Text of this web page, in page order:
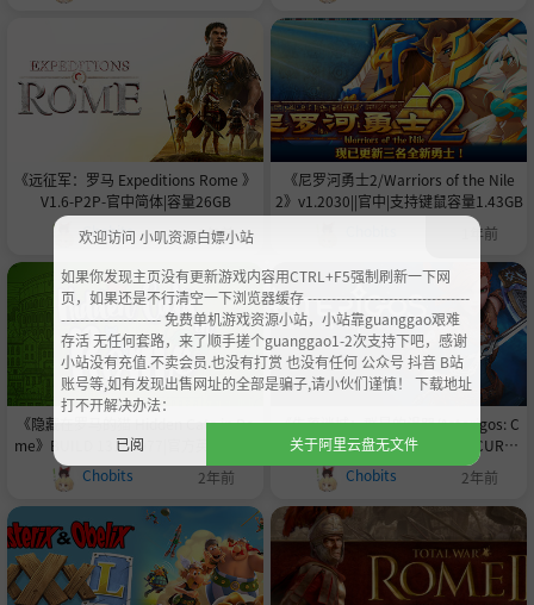
《远征军：罗马 Expeditions Rome 》
V1.6-P2P-官中简体|容量26GB
Chobits
1年前
《尼罗河勇士2/Warriors of the Nile
2》v1.2030||官中|支持键鼠容量1.43GB
1年前
《隐藏在罗马的猫 Hidden Cats in Ro
me》BUILD 13188977|官方英文|容量
750MB
Chobits 2年前
《失落迷城：群星的诅咒/Asterigos: C
urse of the Stars/ASTERIGOS CURSE
OF THE STARS ANNIVERSARY》V1.09-
P2P|官中|支持键鼠.手柄|容量12.4GB
Chobits 2年前
欢迎访问 小叽资源白嫖小站
如果你发现主页没有更新游戏内容用CTRL+F5强制刷新一下网
页，如果还是不行清空一下浏览器缓存 ----------------------------------
--------------------- 免费单机游戏资源小站，小站靠guanggao艰难
存活 无任何套路，来了顺手搓个guanggao1-2次支持下吧，感谢
小站没有充值.不卖会员.也没有打赏 也没有任何 公众号 抖音 B站
账号等,如有发现出售网址的全部是骗子,请小伙们谨慎！ 下载地址
打不开解决办法：
已阅
关于阿里云盘无文件